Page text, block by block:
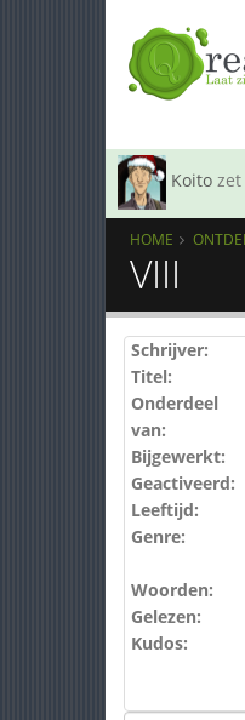
Koito
HOME
VIII
Schrijver:
Titel:
Onderdeel
van:
Bijgewerkt:
Geactiveerd:
Leeftijd:
Genre:
Woorden:
Gelezen:
Kudos: